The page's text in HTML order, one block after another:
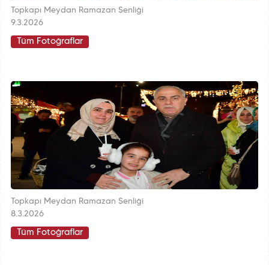
Topkapı Meydan Ramazan Şenliği
9.3.2026
Tüm Fotoğraflar
Topkapı Meydan Ramazan Şenliği
8.3.2026
Tüm Fotoğraflar